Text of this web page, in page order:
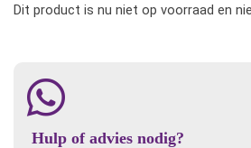
Dit product is nu niet op voorraad en
Hulp of advies nodig?